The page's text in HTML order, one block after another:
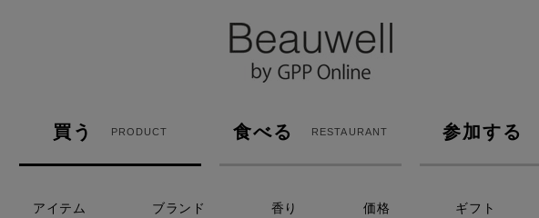
買う PRODUCT 食べる RESTAURANT 参加する
アイテム ブランド 香り 価格 ギフト